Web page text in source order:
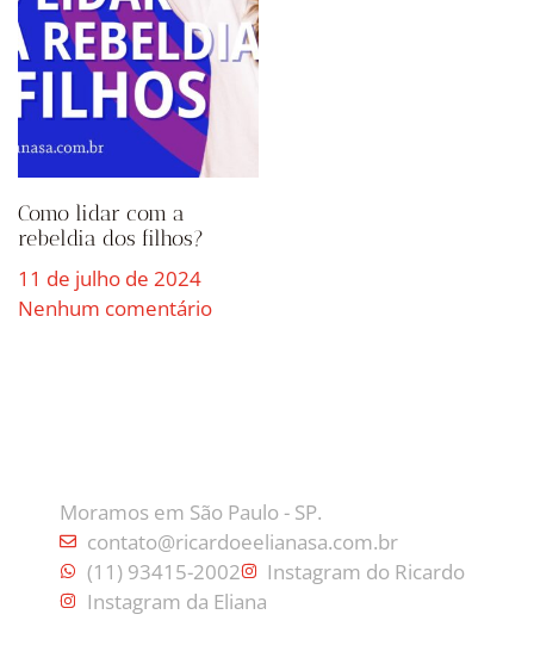
Como lidar com a
rebeldia dos filhos?
11 de julho de 2024
Nenhum comentário
Moramos em São Paulo - SP.
contato@ricardoeelianasa.com.br
(11) 93415-2002
Instagram do Ricardo
Instagram da Eliana